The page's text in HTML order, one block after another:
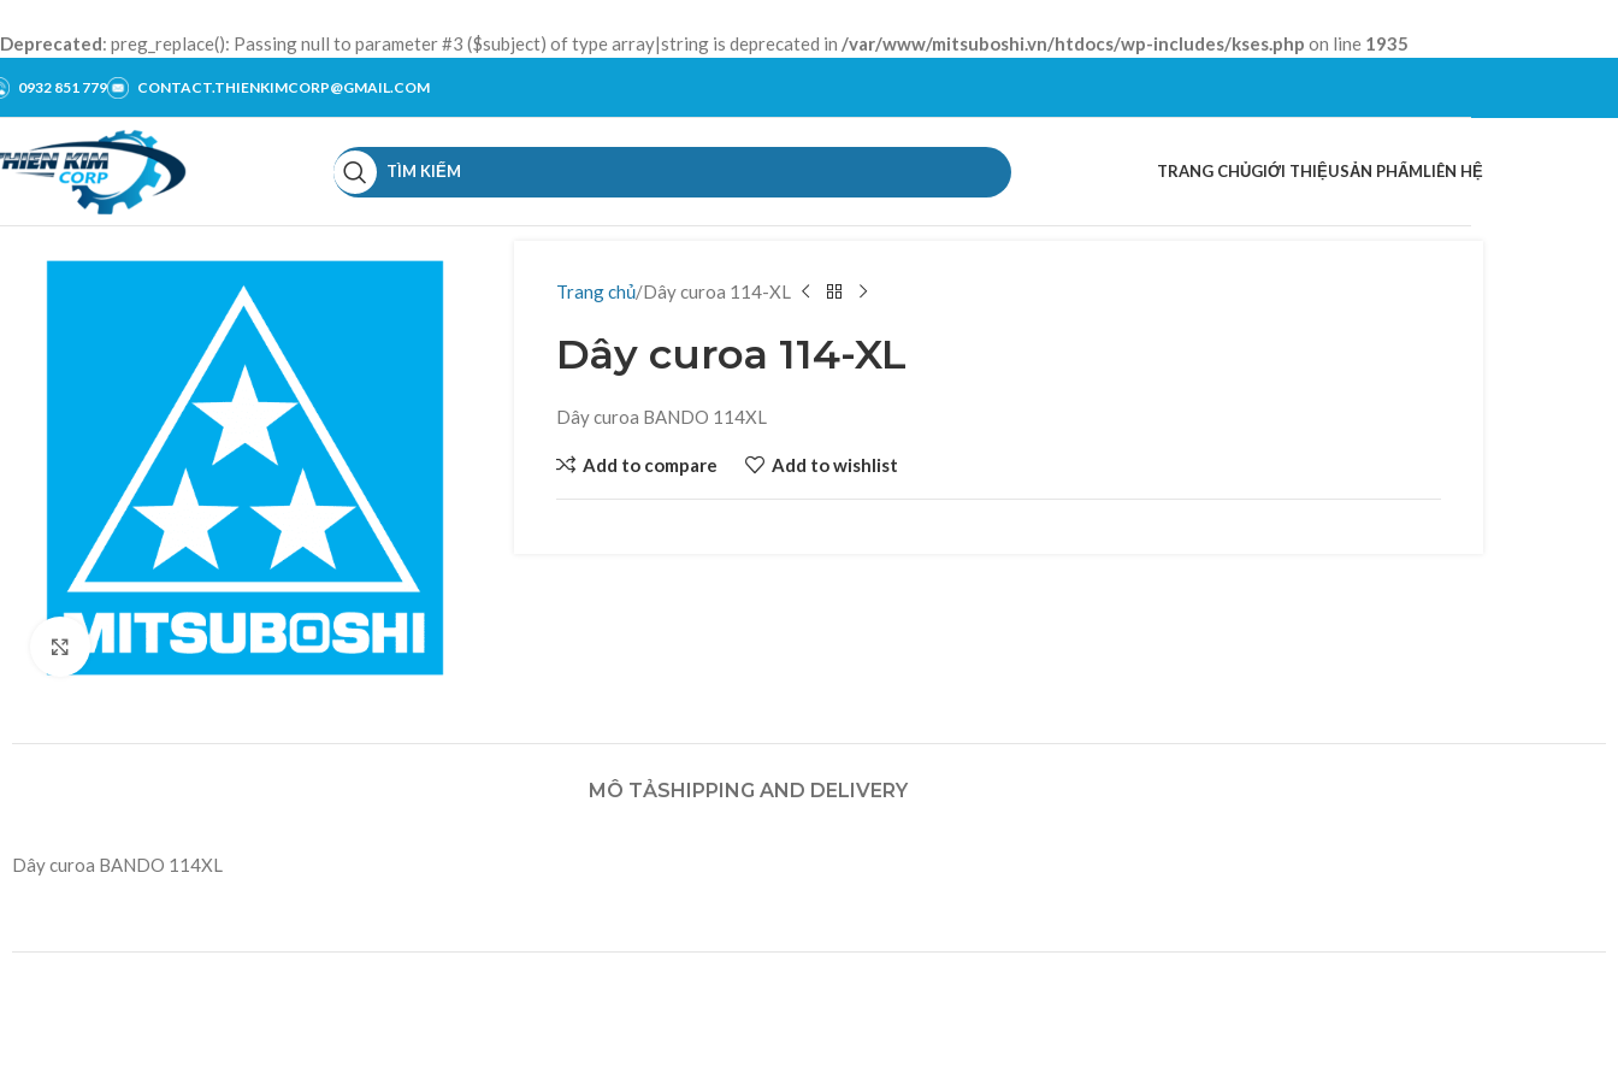
Deprecated: preg_replace(): Passing null to parameter #3 ($subject) of type array|string is deprecated in /var/www/mitsuboshi.vn/htdocs/wp-includes/kses.php on line 1935
0932 851 779 CONTACT.THIENKIMCORP@GMAIL.COM
TÌM KIẾM TRANG CHỦGIỚI THIỆUSẢN PHẨMLIÊN HỆ
Click to enlarge
Trang chủ Dây curoa 114-XL
Dây curoa 114-XL
Dây curoa BANDO 114XL
Add to compare Add to wishlist
MÔ TẢSHIPPING AND DELIVERY
Dây curoa BANDO 114XL